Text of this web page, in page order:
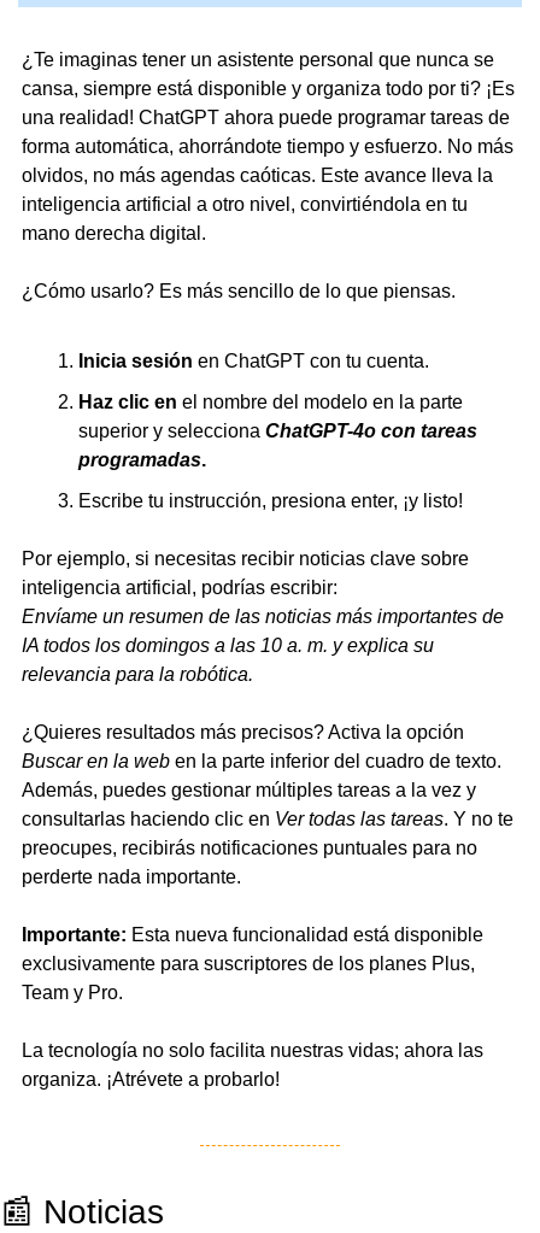
¿Te imaginas tener un asistente personal que nunca se
cansa, siempre está disponible y organiza todo por ti? ¡Es
una realidad! ChatGPT ahora puede programar tareas de
forma automática, ahorrándote tiempo y esfuerzo. No más
olvidos, no más agendas caóticas. Este avance lleva la
inteligencia artificial a otro nivel, convirtiéndola en tu
mano derecha digital.
¿Cómo usarlo? Es más sencillo de lo que piensas.
Inicia sesión en ChatGPT con tu cuenta.
Haz clic en el nombre del modelo en la parte
superior y selecciona ChatGPT-4o con tareas
programadas.
Escribe tu instrucción, presiona enter, ¡y listo!
Por ejemplo, si necesitas recibir noticias clave sobre
inteligencia artificial, podrías escribir:
Envíame un resumen de las noticias más importantes de
IA todos los domingos a las 10 a. m. y explica su
relevancia para la robótica.
Buscar en la web en la parte inferior del cuadro de texto.
Además, puedes gestionar múltiples tareas a la vez y
consultarlas haciendo clic en Ver todas las tareas. Y no te
preocupes, recibirás notificaciones puntuales para no
perderte nada importante.
Importante: Esta nueva funcionalidad está disponible
exclusivamente para suscriptores de los planes Plus,
Team y Pro.
La tecnología no solo facilita nuestras vidas; ahora las
organiza. ¡Atrévete a probarlo!
📰 Noticias